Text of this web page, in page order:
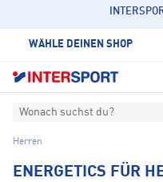
WÄHLE DEINEN SHOP
Wonach suchst du?
Herren
ENERGETICS FÜR